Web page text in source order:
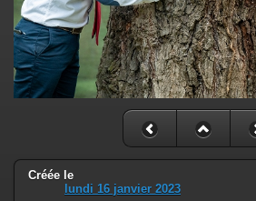
Créée le
lundi 16 janvier 2023